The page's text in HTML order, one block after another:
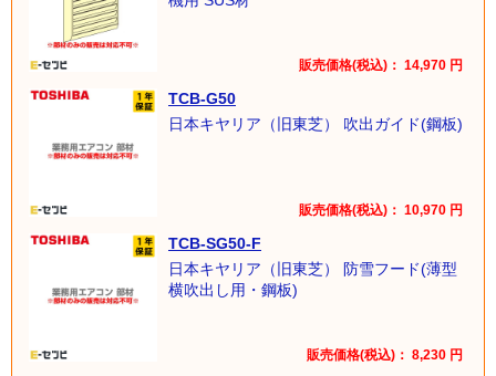
販売価格(税込)： 14,970 円
TCB-G50
日本キヤリア（旧東芝） 吹出ガイド(鋼板)
販売価格(税込)： 10,970 円
TCB-SG50-F
日本キヤリア（旧東芝） 防雪フード(薄型
横吹出し用・鋼板)
販売価格(税込)： 8,230 円